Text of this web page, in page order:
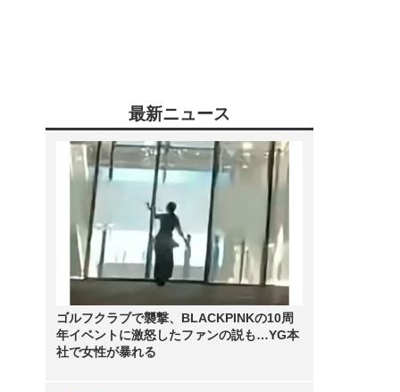
最新ニュース
ゴルフクラブで襲撃、BLACKPINKの10周
年イベントに激怒したファンの説も…YG本
社で女性が暴れる